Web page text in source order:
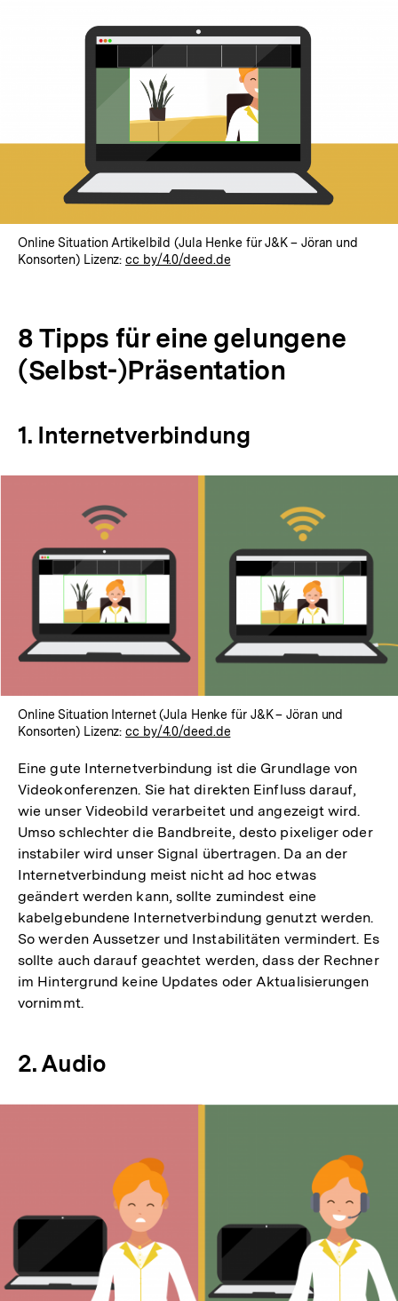
Online Situation Artikelbild (Jula Henke für J&K – Jöran und
Konsorten) Lizenz:cc by/4.0/deed.de
8 Tipps für eine gelungene
(Selbst-)Präsentation
1. Internetverbindung
Online Situation Internet (Jula Henke für J&K – Jöran und
Konsorten) Lizenz:cc by/4.0/deed.de
Eine gute Internetverbindung ist die Grundlage von
Videokonferenzen. Sie hat direkten Einfluss darauf,
wie unser Videobild verarbeitet und angezeigt wird.
Umso schlechter die Bandbreite, desto pixeliger oder
instabiler wird unser Signal übertragen. Da an der
Internetverbindung meist nicht ad hoc etwas
geändert werden kann, sollte zumindest eine
kabelgebundene Internetverbindung genutzt werden.
So werden Aussetzer und Instabilitäten vermindert. Es
sollte auch darauf geachtet werden, dass der Rechner
im Hintergrund keine Updates oder Aktualisierungen
vornimmt.
2. Audio